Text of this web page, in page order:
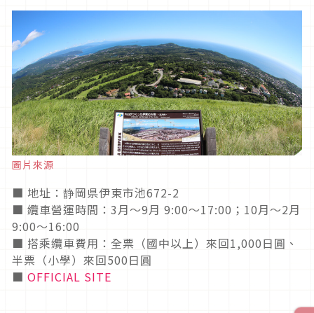
圖片來源
■ 地址：静岡県伊東市池672-2
■ 纜車營運時間：3月〜9月 9:00～17:00；10月〜2月
9:00～16:00
■ 搭乘纜車費用：全票（國中以上）來回1,000日圓、
半票（小學）來回500日圓
■ OFFICIAL SITE